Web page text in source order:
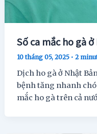
Số ca mắc ho gà
10 tháng 05, 2025 •2
Dịch ho gà ở Nhật
bệnh tăng nhanh
mắc ho gà trên cả